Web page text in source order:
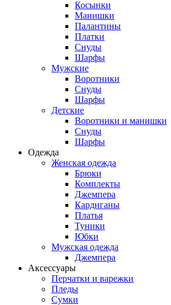
Косынки
Манишки
Палантины
Платки
Снуды
Шарфы
Мужские
Воротники
Снуды
Шарфы
Детские
Воротники и манишки
Снуды
Шарфы
Одежда
Женская одежда
Брюки
Комплекты
Джемпера
Кардиганы
Платья
Туники
Юбки
Мужская одежда
Джемпера
Аксессуары
Перчатки и варежки
Пледы
Сумки